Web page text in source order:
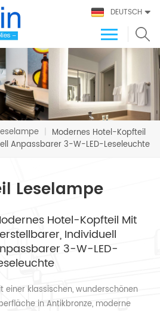
DEUTSCH
| Modernes Hotel-Kopfteil
Anpassbarer 3-W-LED-Leseleuchte
Leselampe
Hotel-Kopfteil Mit
Individuell
3-W-LED-
einer klassischen, wunderschönen
in Antikbronze, moderne